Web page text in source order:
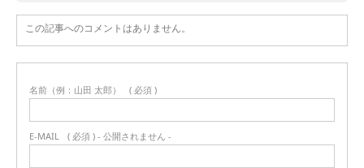
この記事へのコメントはありません。
名前（例：山田 太郎） ( 必須 )
E-MAIL ( 必須 ) - 公開されません -